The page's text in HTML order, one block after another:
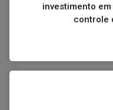
investimento
controle